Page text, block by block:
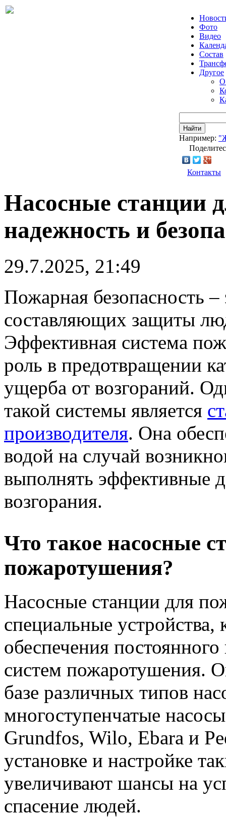
Фото
Видео
Состав
Другое
О
Найти
Например:
Контакты
Насосные станции
надежность и
29.7.2025, 21:49
Пожарная безопасность
составляющих защиты
Эффективная система
роль в предотвращении
ущерба от возгораний.
такой системы является
производителя. Она
водой на случай
выполнять эффективные
возгорания.
Что такое насосные
пожаротушения?
Насосные станции для
специальные устройства,
обеспечения
систем пожаротушения.
базе различных типов
многоступенчатые
Grundfos, Wilo, Ebara и
установке и настройке
увеличивают шансы на
спасение людей.